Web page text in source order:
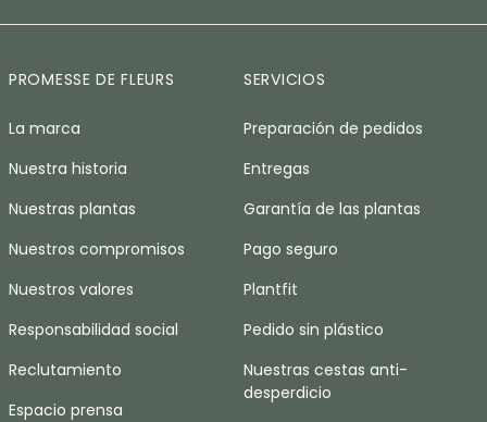
PROMESSE DE FLEURS
La marca
Nuestra historia
Nuestras plantas
Nuestros compromisos
Nuestros valores
Responsabilidad social
Reclutamiento
Espacio prensa
SERVICIOS
Preparación de pedidos
Entregas
Garantía de las plantas
Pago seguro
Plantfit
Pedido sin plástico
Nuestras cestas anti-
desperdicio